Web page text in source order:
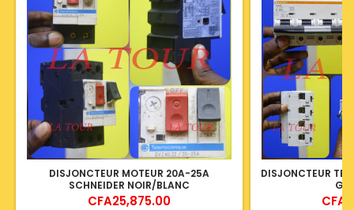
DISJONCTEUR MOTEUR 20A-25A
SCHNEIDER NOIR/BLANC
Price
CFA25,875.00
DISJONCTEUR
Price